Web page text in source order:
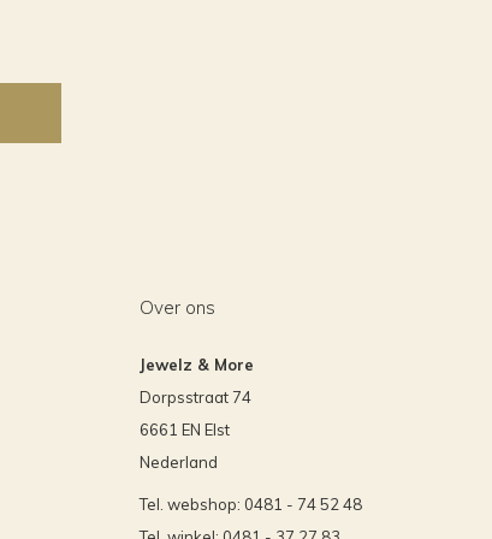
Over ons
Jewelz & More
Dorpsstraat 74
6661 EN Elst
Nederland
Tel. webshop: 0481 - 74 52 48